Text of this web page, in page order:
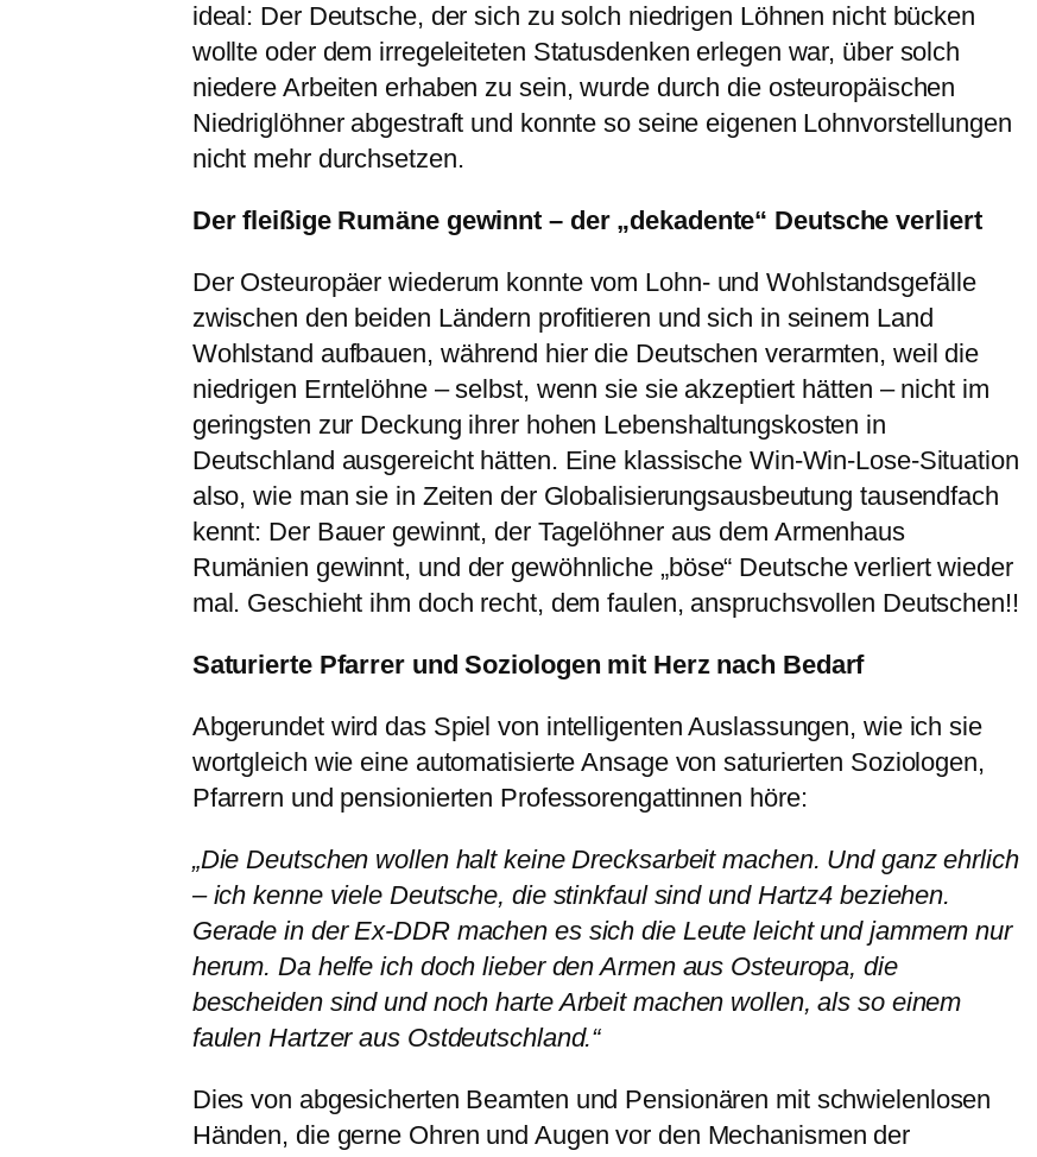
ideal: Der Deutsche, der sich zu solch niedrigen Löhnen nicht bücken
wollte oder dem irregeleiteten Statusdenken erlegen war, über solch
niedere Arbeiten erhaben zu sein, wurde durch die osteuropäischen
Niedriglöhner abgestraft und konnte so seine eigenen Lohnvorstellungen
nicht mehr durchsetzen.
Der fleißige Rumäne gewinnt – der „dekadente“ Deutsche verliert
Der Osteuropäer wiederum konnte vom Lohn- und Wohlstandsgefälle
zwischen den beiden Ländern profitieren und sich in seinem Land
Wohlstand aufbauen, während hier die Deutschen verarmten, weil die
niedrigen Erntelöhne – selbst, wenn sie sie akzeptiert hätten – nicht im
geringsten zur Deckung ihrer hohen Lebenshaltungskosten in
Deutschland ausgereicht hätten. Eine klassische Win-Win-Lose-Situation
also, wie man sie in Zeiten der Globalisierungsausbeutung tausendfach
kennt: Der Bauer gewinnt, der Tagelöhner aus dem Armenhaus
Rumänien gewinnt, und der gewöhnliche „böse“ Deutsche verliert wieder
mal. Geschieht ihm doch recht, dem faulen, anspruchsvollen Deutschen!!
Saturierte Pfarrer und Soziologen mit Herz nach Bedarf
Abgerundet wird das Spiel von intelligenten Auslassungen, wie ich sie
wortgleich wie eine automatisierte Ansage von saturierten Soziologen,
Pfarrern und pensionierten Professorengattinnen höre:
„Die Deutschen wollen halt keine Drecksarbeit machen. Und ganz ehrlich
– ich kenne viele Deutsche, die stinkfaul sind und Hartz4 beziehen.
Gerade in der Ex-DDR machen es sich die Leute leicht und jammern nur
herum. Da helfe ich doch lieber den Armen aus Osteuropa, die
bescheiden sind und noch harte Arbeit machen wollen, als so einem
faulen Hartzer aus Ostdeutschland.“
Dies von abgesicherten Beamten und Pensionären mit schwielenlosen
Händen, die gerne Ohren und Augen vor den Mechanismen der